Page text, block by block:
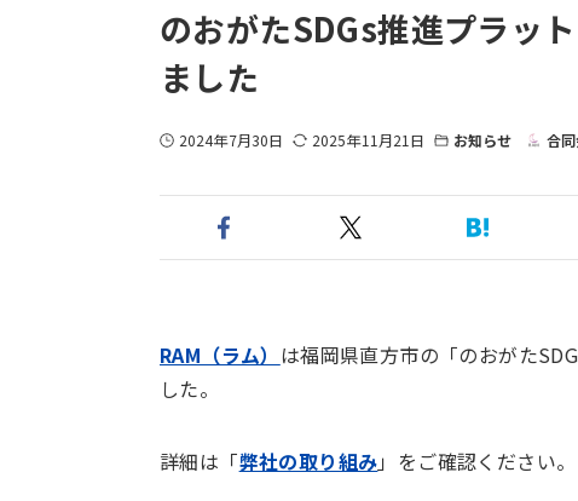
のおがたSDGs推進プラッ
ました
2024年7月30日 2025年11月21日 お知らせ 合
RAM（ラム） は福岡県直方市の「のおがた
した。
詳細は「弊社の取り組み」をご確認ください。